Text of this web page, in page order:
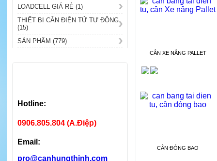
LOADCELL GIÁ RẺ (1)
THIẾT BỊ CÂN ĐIỆN TỬ TỰ ĐỘNG
(15)
SẢN PHẨM (779)
Hotline:
0906.805.804 (A.Điệp)
Email:
pro@canhungthinh.com
CÂN XE NÂNG PALLET
CÂN ĐÓNG BAO